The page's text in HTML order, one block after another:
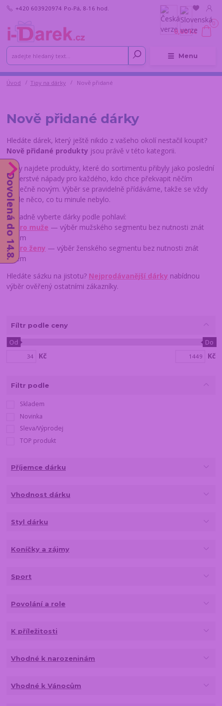
Menu
+420 603920974 Po-Pá, 8-16 hod.
0
0,00 Kč
Úvod Tipy na dárky Nově přidané
Nově přidané dárky
Hledáte dárek, který ještě nikdo z vašeho okolí nestačil koupit?
Nově přidané produkty jsou právě v této kategorii.
Tady najdete produkty, které do sortimentu přibyly jako poslední
— čerstvé nápady pro každého, kdo chce překvapit něčím
skutečně novým. Výběr se pravidelně přídáváme, takže se vždy
najde něco, co tu minule nebylo.
Případně vyberte dárky podle pohlaví:
→
Pro muže — výběr mužského segmentu bez nutnosti znát
zájem
→
Pro ženy — výběr ženského segmentu bez nutnosti znát
zájem
Hledáte sázku na jistotu? Nejprodávanější dárky nabídnou
výběr ověřený ostatními zákazníky.
Fíltr podle ceny
Kč
Od Do
Kč
Filtr podle
Skladem
Novinka
Sleva/Výprodej
TOP produkt
Příjemce dárku
Vhodnost dárku
Styl dárku
Koníčky a zájmy
Sport
Povolání a role
K příležitosti
Vhodné k narozeninám
Vhodné k Vánocům
Dovolená do 14.8.